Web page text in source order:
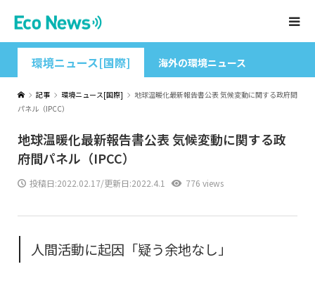
環境ニュース[国際] 海外の環境ニュース
記事 環境ニュース[国際]
地球温暖化最新報告書公表 気候変動に関する政府間
パネル（IPCC）
地球温暖化最新報告書公表 気候変動に関する政
府間パネル（IPCC）
投稿日:2022.02.17/更新日:2022.4.1 776 views
人間活動に起因「疑う余地なし」